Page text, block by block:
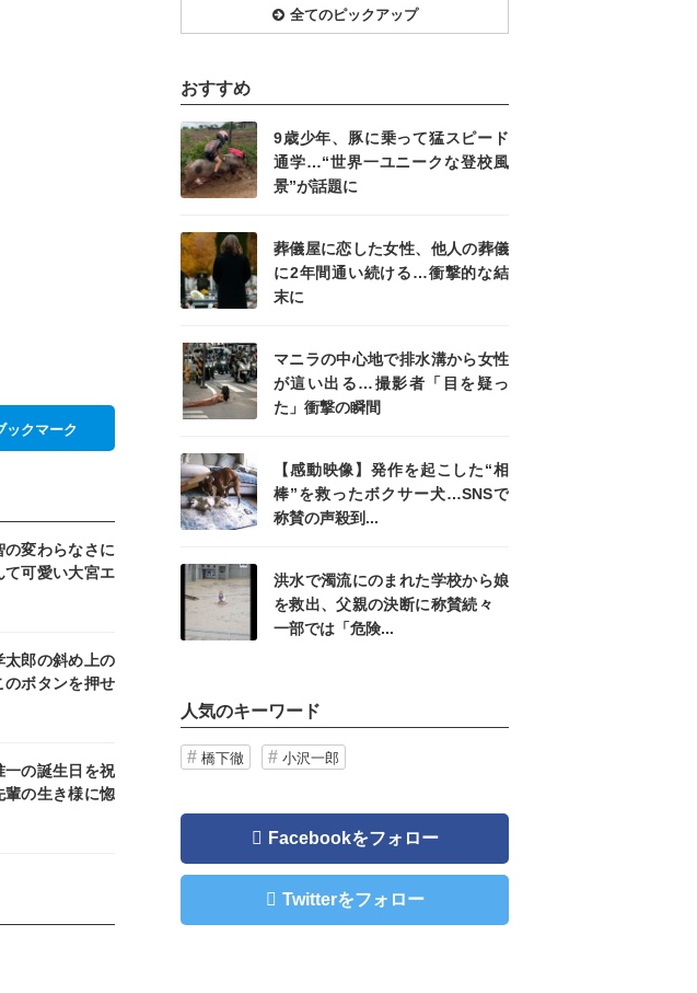
ックマーク
変わらなさに
可愛い大宮エ
郎の斜め上の
ボタンを押せ
の誕生日を祝
の生き様に惚
全てのピックアップ
おすすめ
9歳少年、豚に乗って猛スピード
通学…“世界一ユニークな登校風
景”が話題に
葬儀屋に恋した女性、他人の葬儀
に2年間通い続ける…衝撃的な結
末に
マニラの中心地で排水溝から女性
が這い出る…撮影者「目を疑っ
た」衝撃の瞬間
【感動映像】発作を起こした“相
棒”を救ったボクサー犬…SNSで
称賛の声殺到...
記事を読む
洪水で濁流にのまれた学校から娘
を救出、父親の決断に称賛続々
一部では「危険...
記事を読む
人気のキーワード
橋下徹 小沢一郎
Facebookをフォロー
Twitterをフォロー